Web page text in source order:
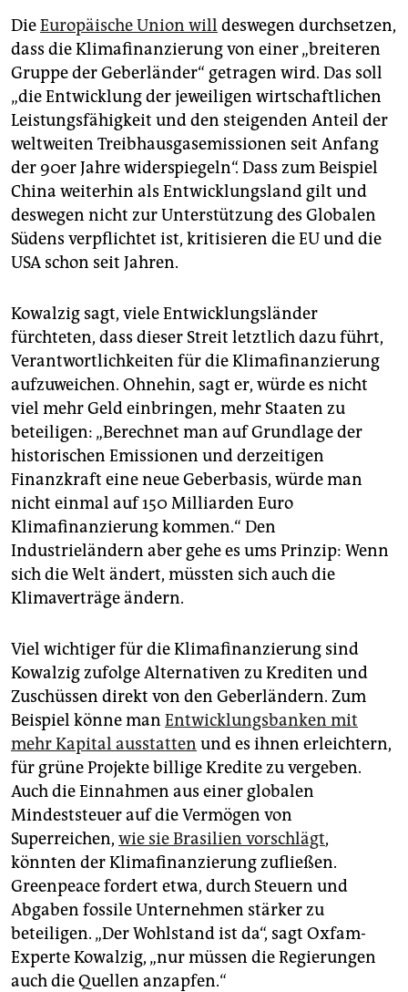
DieEuropäische Union will deswegen durchsetzen,
dass die Klimafinanzierung von einer „breiteren
Gruppe der Geberländer“ getragen wird. Das soll
„die Entwicklung der jeweiligen wirtschaftlichen
Leistungsfähigkeit und den steigenden Anteil der
weltweiten Treibhausgasemissionen seit Anfang
der 90er Jahre widerspiegeln“. Dass zum Beispiel
China weiterhin als Entwicklungsland gilt und
deswegen nicht zur Unterstützung des Globalen
Südens verpflichtet ist, kritisieren die EU und die
USA schon seit Jahren.
Kowalzig sagt, viele Entwicklungsländer
fürchteten, dass dieser Streit letztlich dazu führt,
Verantwortlichkeiten für die Klimafinanzierung
aufzuweichen. Ohnehin, sagt er, würde es nicht
viel mehr Geld einbringen, mehr Staaten zu
beteiligen: „Berechnet man auf Grundlage der
historischen Emissionen und derzeitigen
Finanzkraft eine neue Geberbasis, würde man
nicht einmal auf 150 Milliarden Euro
Klimafinanzierung kommen.“ Den
Industrieländern aber gehe es ums Prinzip: Wenn
sich die Welt ändert, müssten sich auch die
Klimaverträge ändern.
Viel wichtiger für die Klimafinanzierung sind
Kowalzig zufolge Alternativen zu Krediten und
Zuschüssen direkt von den Geberländern. Zum
Beispiel könne man Entwicklungsbanken mit
mehr Kapital ausstatten und es ihnen erleichtern,
für grüne Projekte billige Kredite zu vergeben.
Auch die Einnahmen aus einer globalen
Mindeststeuer auf die Vermögen von
Superreichen, wie sie Brasilien vorschlägt,
könnten der Klimafinanzierung zufließen.
Greenpeace fordert etwa, durch Steuern und
Abgaben fossile Unternehmen stärker zu
beteiligen. „Der Wohlstand ist da“, sagt Oxfam-
Experte Kowalzig, „nur müssen die Regierungen
auch die Quellen anzapfen.“